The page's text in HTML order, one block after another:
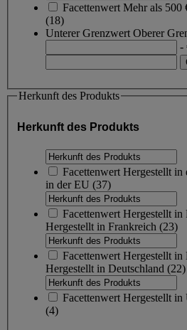
Facettenwert Mehr als 500
(18)
Unterer Grenzwert Oberer
-
Herkunft des Produkts
Herkunft des Produkts
Facettenwert Hergestellt in
in der EU (37)
Facettenwert Hergestellt in
Hergestellt in Frankreich (23)
Facettenwert Hergestellt in
Hergestellt in Deutschland (22)
Facettenwert Hergestellt in
(4)